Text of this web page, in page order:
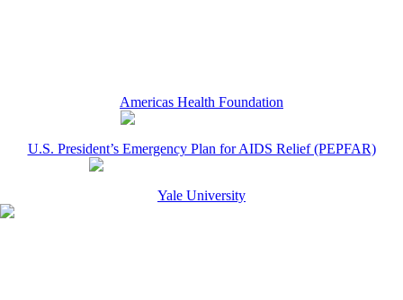
Americas Health Foundation
U.S. President’s Emergency Plan for AIDS Relief (PEPFAR)
Yale University